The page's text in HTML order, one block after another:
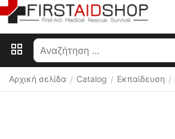
Αρχική σελίδα / Catalog / Εκπαίδευση /